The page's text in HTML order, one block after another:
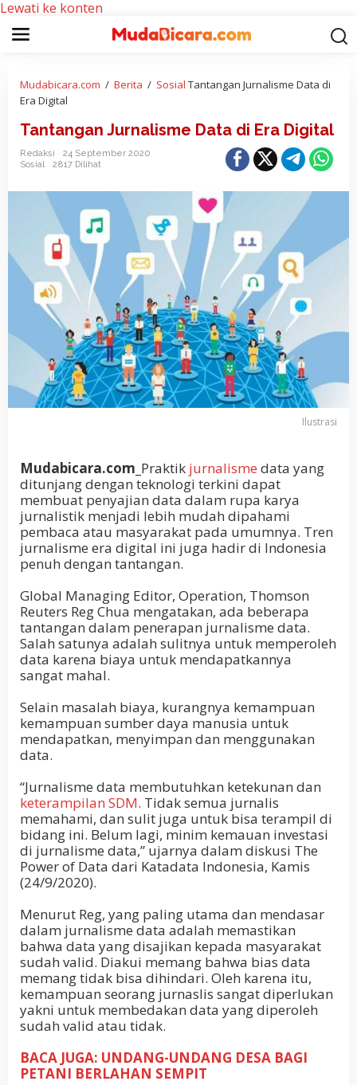
Lewati ke konten
Mudabicara.com / Berita / Sosial Tantangan Jurnalisme Data di
Era Digital
Tantangan Jurnalisme Data di Era Digital
Redaksi
24 September 2020
Sosial
2817 Dilihat
Ilustrasi
Mudabicara.com_ Praktik jurnalisme data yang
ditunjang dengan teknologi terkini dapat
membuat penyajian data dalam rupa karya
jurnalistik menjadi lebih mudah dipahami
pembaca atau masyarakat pada umumnya. Tren
jurnalisme era digital ini juga hadir di Indonesia
penuh dengan tantangan.
Global Managing Editor, Operation, Thomson
Reuters Reg Chua mengatakan, ada beberapa
tantangan dalam penerapan jurnalisme data.
Salah satunya adalah sulitnya untuk memperoleh
data karena biaya untuk mendapatkannya
sangat mahal.
Selain masalah biaya, kurangnya kemampuan
kemampuan sumber daya manusia untuk
mendapatkan, menyimpan dan menggunakan
data.
“Jurnalisme data membutuhkan ketekunan dan
keterampilan SDM. Tidak semua jurnalis
memahami, dan sulit juga untuk bisa terampil di
bidang ini. Belum lagi, minim kemauan investasi
di jurnalisme data,” ujarnya dalam diskusi The
Power of Data dari Katadata Indonesia, Kamis
(24/9/2020).
Menurut Reg, yang paling utama dan mendasar
dalam jurnalisme data adalah memastikan
bahwa data yang disajikan kepada masyarakat
sudah valid. Diakui memang bahwa bias data
memang tidak bisa dihindari. Oleh karena itu,
kemampuan seorang jurnaslis sangat diperlukan
yakni untuk membedakan data yang diperoleh
sudah valid atau tidak.
BACA JUGA: UNDANG-UNDANG DESA BAGI
PETANI BERLAHAN SEMPIT